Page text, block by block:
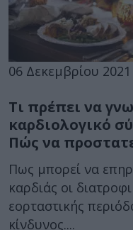
06 Δεκεμβρίου 2021
Τι πρέπει να
καρδιολογικό
Πώς να
Πως μπορεί να
καρδιάς οι
εορταστικής
κίνδυνος....